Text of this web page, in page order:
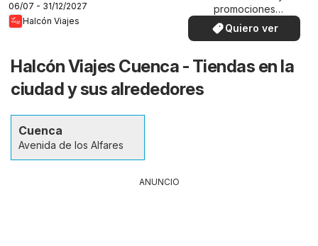
06/07 - 31/12/2027
Halcón Viajes
promociones
especiales.
Quiero ver
Halcón Viajes Cuenca - Tiendas en la
ciudad y sus alrededores
Cuenca
Avenida de los Alfares
ANUNCIO